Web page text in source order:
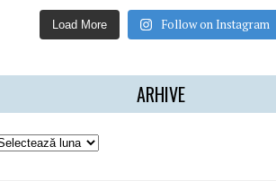
Load More Follow on Instagram
ARHIVE